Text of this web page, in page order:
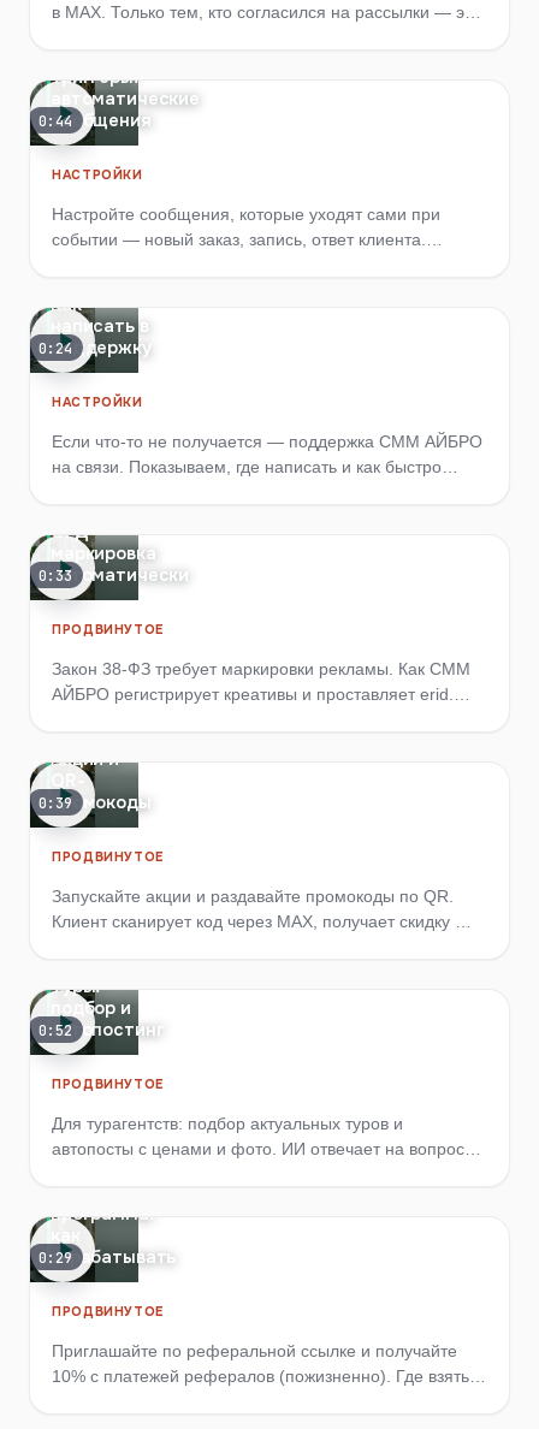
в MAX. Только тем, кто согласился на рассылки — это
Триггеры:
автоматические
сообщения
0:44
НАСТРОЙКИ
Настройте сообщения, которые уходят сами при
событии — новый заказ, запись, ответ клиента.
Как
написать в
поддержку
0:24
НАСТРОЙКИ
Если что-то не получается — поддержка СММ АЙБРО
на связи. Показываем, где написать и как быстро
ОРД
маркировка
автоматически
0:33
ПРОДВИНУТОЕ
Закон 38-ФЗ требует маркировки рекламы. Как СММ
АЙБРО регистрирует креативы и проставляет erid.
Акции и
промокоды
0:39
ПРОДВИНУТОЕ
Запускайте акции и раздавайте промокоды по QR.
Клиент сканирует код через MAX, получает скидку — а
Туры:
подбор и
автопостинг
0:52
ПРОДВИНУТОЕ
Для турагентств: подбор актуальных туров и
автопосты с ценами и фото. ИИ отвечает на вопросы
программа:
зарабатывать
0:29
ПРОДВИНУТОЕ
Приглашайте по реферальной ссылке и получайте
10% с платежей рефералов (пожизненно). Где взять